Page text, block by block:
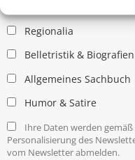
Regionalia
Belletristik & Biografien
Allgemeines Sachbuch
Humor & Satire
Ihre Daten werden
Personalisierung des
vom Newsletter abmelden.